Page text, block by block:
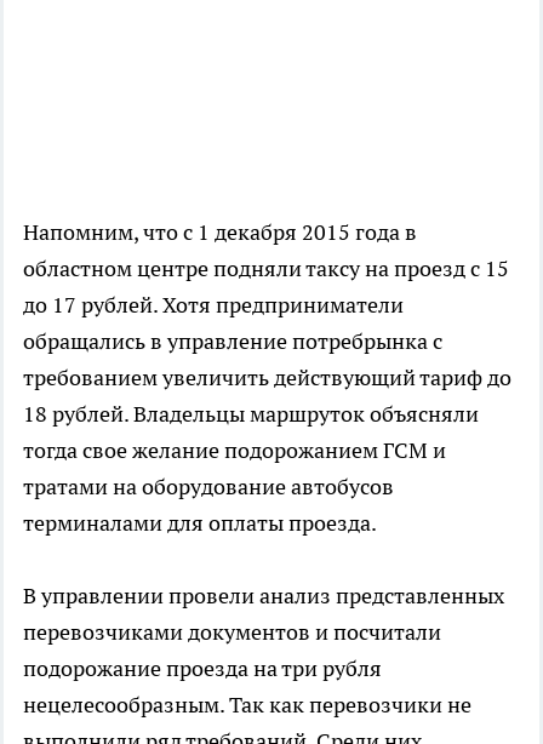
Напомним, что с 1 декабря 2015 года в
областном центре подняли таксу на проезд с 15
до 17 рублей. Хотя предприниматели
обращались в управление потребрынка с
требованием увеличить действующий тариф до
18 рублей. Владельцы маршруток объясняли
тогда свое желание подорожанием ГСМ и
тратами на оборудование автобусов
терминалами для оплаты проезда.
В управлении провели анализ представленных
перевозчиками документов и посчитали
подорожание проезда на три рубля
нецелесообразным. Так как перевозчики не